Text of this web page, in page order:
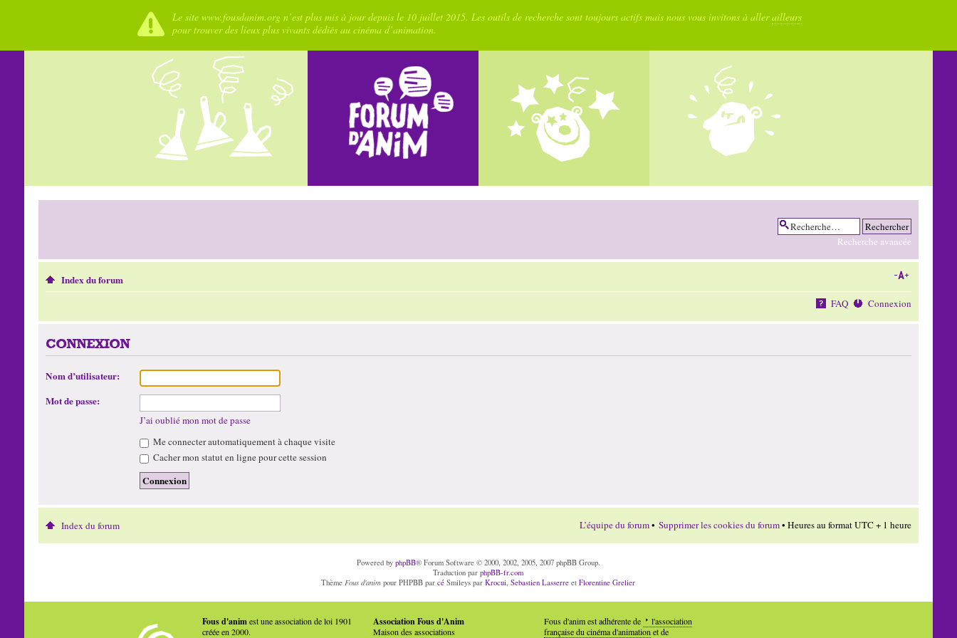
Le site www.fousdanim.org n’est plus mis à jour depuis le 10 juillet 2015. Les outils de recherche sont toujours actifs mais nous vous invitons à allerailleurs
pour trouver des lieux plus vivants dédiés au cinéma d’animation.
Recherche avancée
Index du forum
FAQ Connexion
CONNEXION
Nom d’utilisateur:
Mot de passe:
J’ai oublié mon mot de passe
Me connecter automatiquement à chaque visite
Cacher mon statut en ligne pour cette session
Index du forum L’équipe du forum• Supprimer les cookies du forum• Heures au format UTC + 1 heure
Powered by phpBB® Forum Software © 2000, 2002, 2005, 2007 phpBB Group.
Traduction parphpBB-fr.com
Thème Fous d'anim pour PHPBB parcé Smileys parKrocui ,Sebastien Lasserre etFlorentine Grelier
Fous d'animest une association de loi 1901
créée en 2000.
Association Fous d'Anim
Maison des associations
Fous d'anim est adhérente de
l'association
française du cinéma d'animation et de